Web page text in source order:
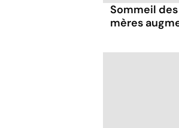
Sommeil
mères